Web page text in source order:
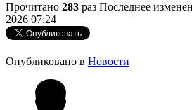
Прочитано 283 раз Последнее
2026 07:24
Опубликовано в Новости